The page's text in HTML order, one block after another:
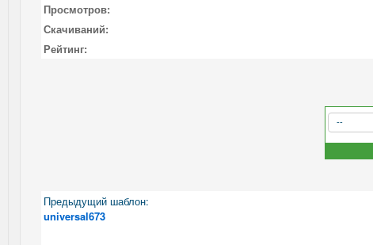
Просмотров:
Скачиваний:
Рейтинг:
Предыдущий шаблон:
universal673